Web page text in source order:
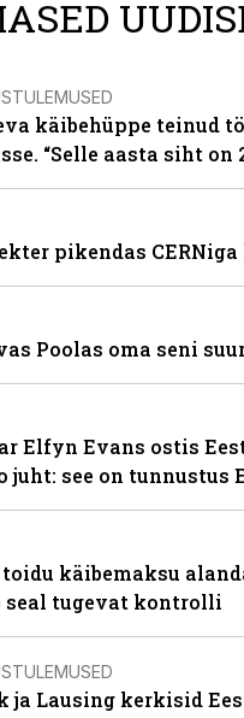
käibehüppe teinud
“Selle aasta siht on
pikendas
Poolas oma seni
Elfyn Evans ostis
juht: see on
käibemaksu
seal tugevat kontrolli
ja Lausing kerkisid